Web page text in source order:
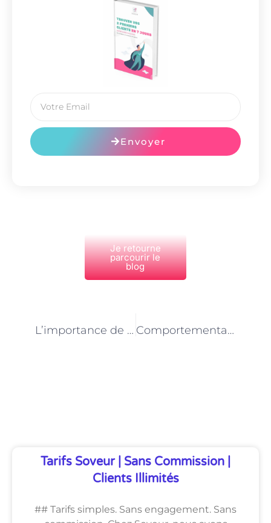
Envoyer
Je retourne
parcourir le
blog
L’importance de la prévention dans le métier de comportementaliste animalier à Paris Comportementaliste animalier à Paris : une approche personnalisée pour chaque animal
Tarifs Soveur | Sans Commission |
Clients Illimités
## Tarifs simples. Sans engagement. Sans